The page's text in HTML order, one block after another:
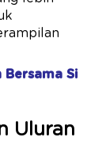
Bersama Si
Uluran